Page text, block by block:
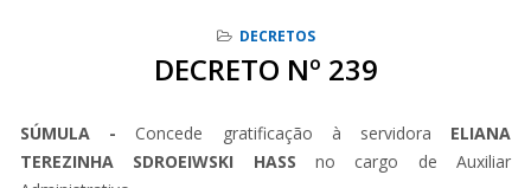
DECRETOS
DECRETO Nº 239
SÚMULA -Concede gratificação à servidora ELIANA
TEREZINHA SDROEIWSKI HASS no cargo de Auxiliar